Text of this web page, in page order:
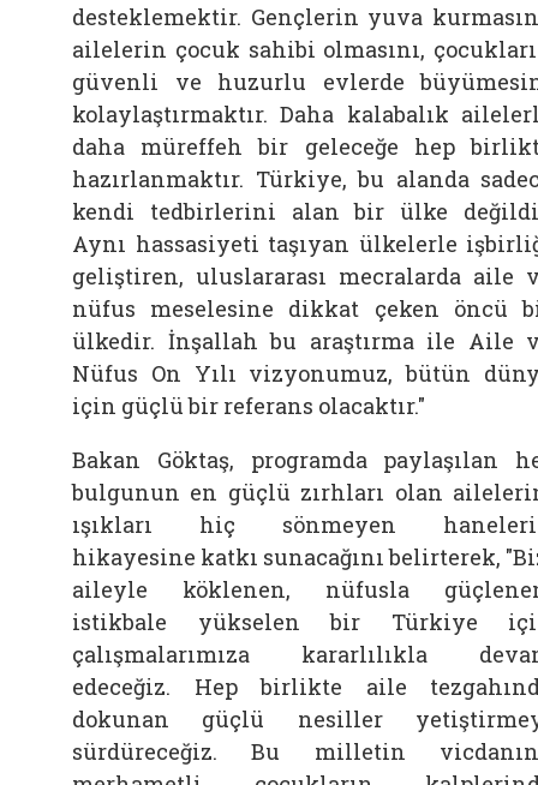
desteklemektir. Gençlerin yuva
ailelerin çocuk sahibi olmasını,
güvenli ve huzurlu evlerde
kolaylaştırmaktır. Daha kalabalık
daha müreffeh bir geleceğe hep
hazırlanmaktır. Türkiye, bu alanda
kendi tedbirlerini alan bir ülke
Aynı hassasiyeti taşıyan ülkelerle
geliştiren, uluslararası mecralarda aile
nüfus meselesine dikkat çeken öncü
ülkedir. İnşallah bu araştırma ile Aile
Nüfus On Yılı vizyonumuz, bütün
için güçlü bir referans olacaktır."
Bakan Göktaş, programda paylaşılan
bulgunun en güçlü zırhları olan
ışıkları hiç sönmeyen
hikayesine katkı sunacağını belirterek,
aileyle köklenen, nüfusla
istikbale yükselen bir Türkiye
çalışmalarımıza kararlılıkla
edeceğiz. Hep birlikte
aile
dokunan güçlü nesiller
sürdüreceğiz. Bu milletin